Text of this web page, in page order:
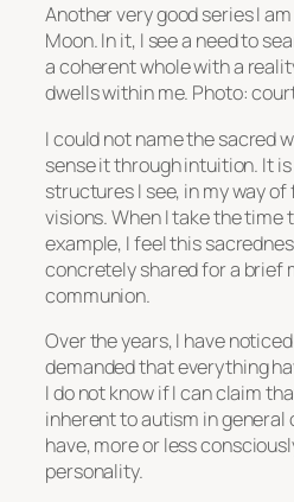
Another very good series I
Moon. In it, I see a need to
a coherent whole with a
dwells within me. Photo:
I could not name the sacred
sense it through intuition. It
structures I see, in my way
visions. When I take the time
example, I feel this
concretely shared for a brief
communion.
Over the years, I have
demanded that everything
I do not know if I can claim
inherent to autism in general
have, more or less
personality.